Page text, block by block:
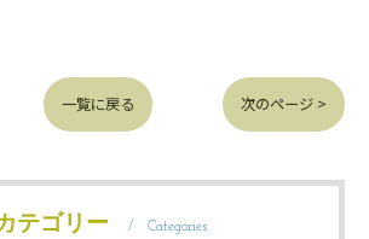
一覧に戻る 次のページ >
テゴリー Categories